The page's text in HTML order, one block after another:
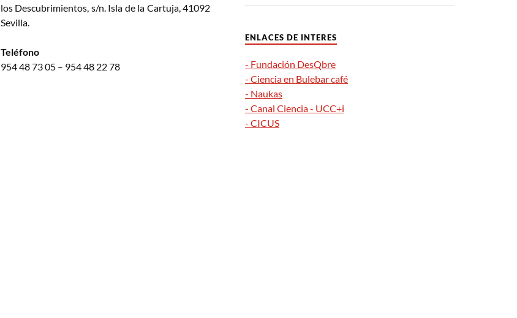
los Descubrimientos, s/n. Isla de la Cartuja, 41092
Sevilla.
Teléfono
954 48 73 05 – 954 48 22 78
ENLACES DE INTERES
- Fundación DesQbre
- Ciencia en Bulebar café
- Naukas
- Canal Ciencia - UCC+i
- CICUS